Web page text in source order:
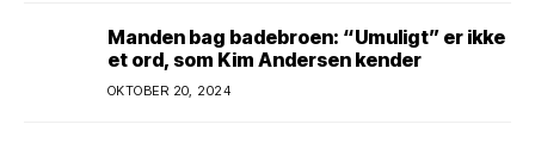
Manden bag badebroen: “Umuligt” er ikke
et ord, som Kim Andersen kender
OKTOBER 20, 2024